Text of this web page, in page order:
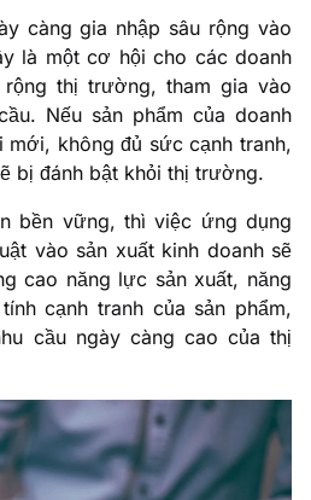
càng gia nhập sâu rộng vào
là một cơ hội cho các doanh
thị trường, tham gia vào
Nếu sản phẩm của doanh
không đủ sức cạnh tranh,
bị đánh bật khỏi thị trường.
bền vững, thì việc ứng dụng
vào sản xuất kinh doanh sẽ
cao năng lực sản xuất, năng
cạnh tranh của sản phẩm,
cầu ngày càng cao của thị